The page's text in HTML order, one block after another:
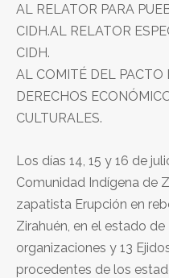
AL RELATOR PARA
CIDH.AL RELATOR
CIDH.
AL COMITÉ DEL PACTO
DERECHOS
CULTURALES.
Los días 14, 15 y 16 de
Comunidad Indígena de
zapatista Erupción en
Zirahuén, en el estado
organizaciones y 13
procedentes de los